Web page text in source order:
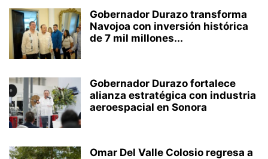
Gobernador Durazo transforma
Navojoa con inversión histórica
de 7 mil millones...
Gobernador Durazo fortalece
alianza estratégica con industria
aeroespacial en Sonora
Omar Del Valle Colosio regresa a